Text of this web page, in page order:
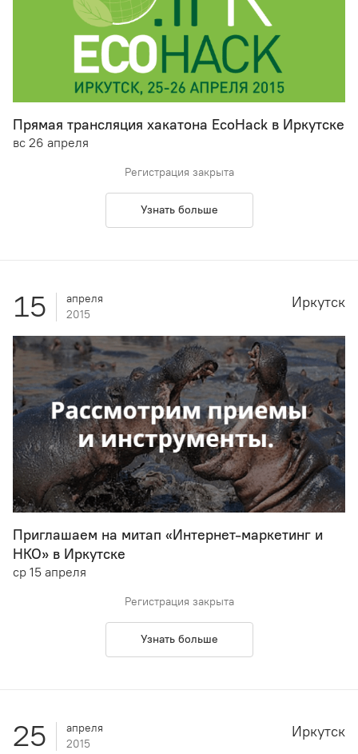
Прямая трансляция хакатона EcoHack в Иркутске
вс 26 апреля
Регистрация закрыта
Узнать больше
15
апреля
2015
Приглашаем на митап «Интернет-маркетинг и
НКО» в Иркутске
ср 15 апреля
Иркутск
Регистрация закрыта
Узнать больше
25
апреля
2015
Иркутск